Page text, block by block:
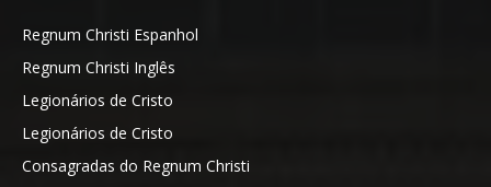
Regnum Christi Espanhol
Regnum Christi Inglês
Legionários de Cristo
Legionários de Cristo
Consagradas do Regnum Christi